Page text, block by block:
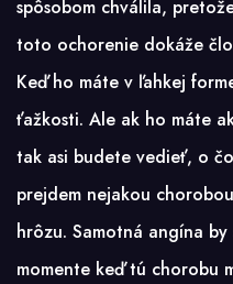
spôsobom chválila,
toto ochorenie dokáže
Keď ho máte v ľahkej
ťažkosti. Ale ak ho máte
tak asi budete vedieť, o
prejdem nejakou
hrôzu. Samotná angína
momente keď tú chorobu